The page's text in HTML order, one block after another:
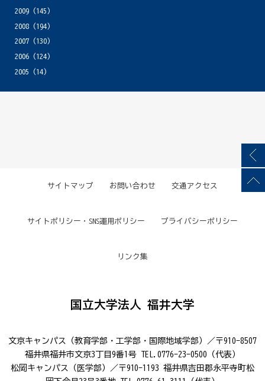
2009(145)
2008(194)
2007(130)
2006(124)
2005 (14)
サイトマップ お問い合わせ 交通アクセス
サイトポリシー・SNS運用ポリシー プライバシーポリシー
リンク集
国立大学法人 福井大学
文京キャンパス（教育学部・工学部・国際地域学部）／〒910-8507
福井県福井市文京3丁目9番1号 TEL.0776-23-0500（代表）
松岡キャンパス（医学部）／〒910-1193 福井県吉田郡永平寺町松